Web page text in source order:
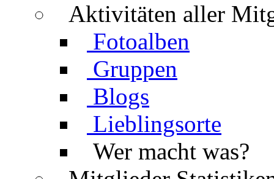
Aktivitäten aller
Fotoalben
Gruppen
Blogs
Lieblingsorte
Wer macht was?